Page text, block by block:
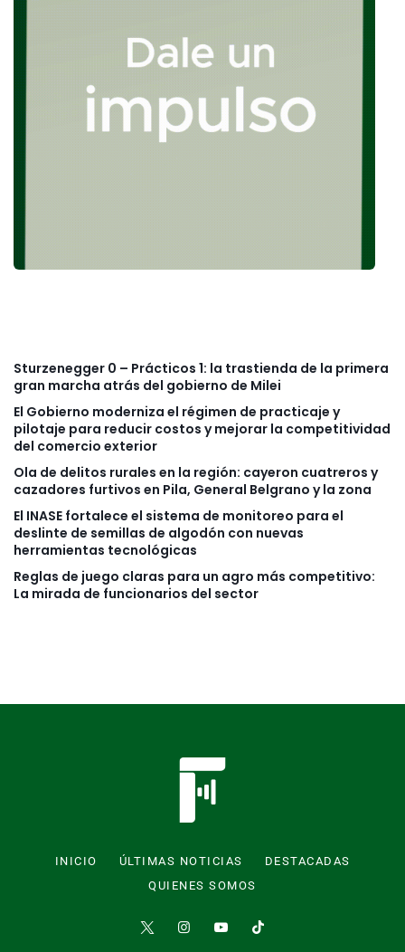
Sturzenegger 0 – Prácticos 1: la trastienda de la primera
gran marcha atrás del gobierno de Milei
El Gobierno moderniza el régimen de practicaje y
pilotaje para reducir costos y mejorar la competitividad
del comercio exterior
Ola de delitos rurales en la región: cayeron cuatreros y
cazadores furtivos en Pila, General Belgrano y la zona
El INASE fortalece el sistema de monitoreo para el
deslinte de semillas de algodón con nuevas
herramientas tecnológicas
Reglas de juego claras para un agro más competitivo:
La mirada de funcionarios del sector
INICIO ÚLTIMAS NOTICIAS
DESTACADAS
QUIENES SOMOS